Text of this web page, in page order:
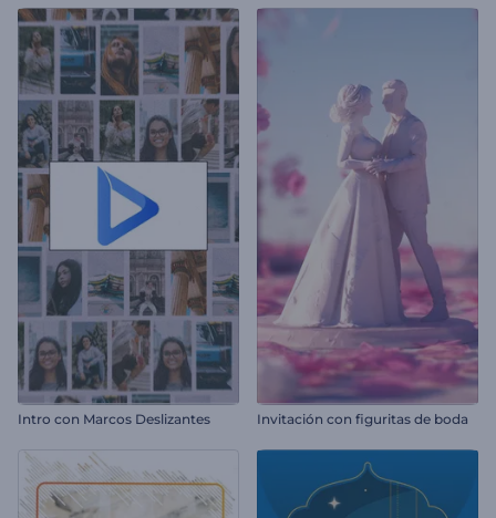
Intro con Marcos Deslizantes Invitación con figuritas de boda